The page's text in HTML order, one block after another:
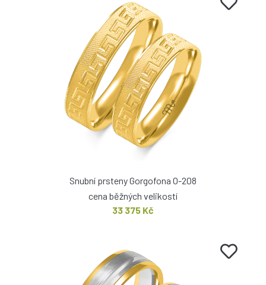
Snubní prsteny Gorgofona O-208
cena běžných velikostí
33 375 Kč